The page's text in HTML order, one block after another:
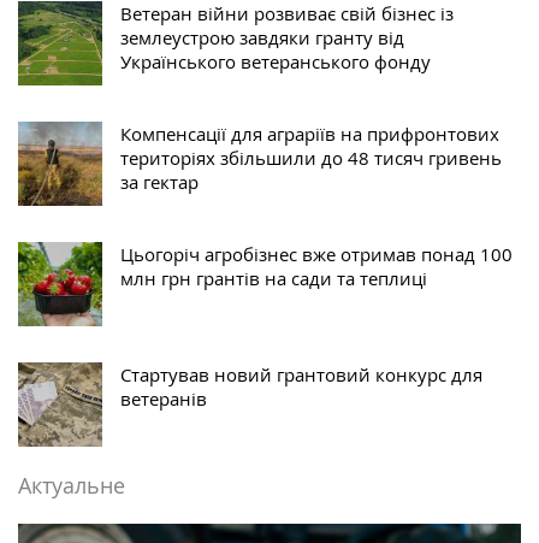
Ветеран війни розвиває свій бізнес із
землеустрою завдяки гранту від
Українського ветеранського фонду
Компенсації для аграріїв на прифронтових
територіях збільшили до 48 тисяч гривень
за гектар
Цьогоріч агробізнес вже отримав понад 100
млн грн грантів на сади та теплиці
Стартував новий грантовий конкурс для
ветеранів
Актуальне